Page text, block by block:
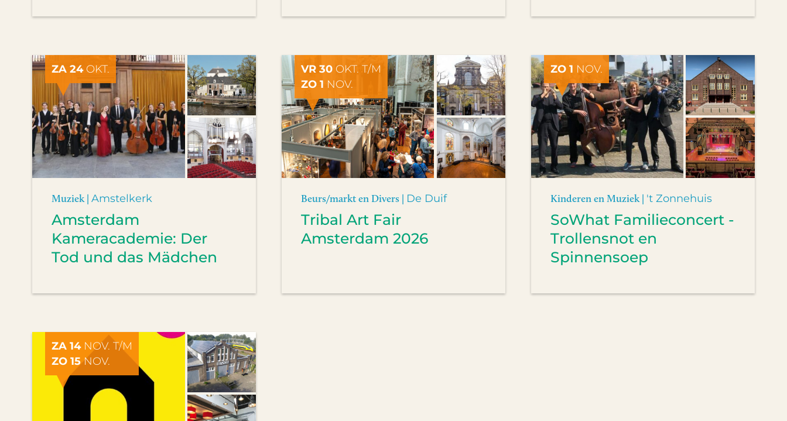
ZA 24OKT.
Muziek | Amstelkerk
Amsterdam
Kameracademie: Der
Tod und das Mädchen
VR 30OKT. T/M
ZO 1 NOV.
Beurs/markt en Divers | De Duif
Tribal Art Fair
Amsterdam 2026
ZO 1 NOV.
Kinderen en Muziek | 't Zonnehuis
SoWhat Familieconcert -
Trollensnot en
Spinnensoep
ZA 14NOV. T/M
ZO 15NOV.